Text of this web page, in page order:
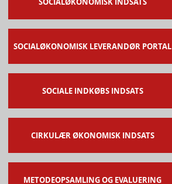
SOCIALØKONOMISK LEVERANDØR PORTAL
SOCIALE INDKØBS INDSATS
CIRKULÆR ØKONOMISK INDSATS
METODEOPSAMLING OG EVALUERING